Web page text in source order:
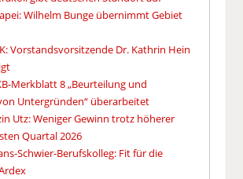
Wilhelm Bunge übernimmt Gebiet
Vorstandsvorsitzende Dr. Kathrin Hein
Merkblatt 8 „Beurteilung und
Untergründen“ überarbeitet
Utz: Weniger Gewinn trotz höherer
Quartal 2026
Schwier-Berufskolleg: Fit für die